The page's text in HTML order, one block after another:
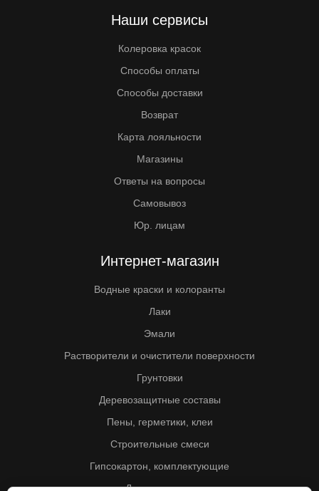
Наши сервисы
Колеровка красок
Способы оплаты
Способы доставки
Возврат
Карта лояльности
Магазины
Ответы на вопросы
Самовывоз
Юр. лицам
Интернет-магазин
Водные краски и колоранты
Лаки
Эмали
Растворители и очистители поверхности
Грунтовки
Деревозащитные составы
Пены, герметики, клеи
Строительные смеси
Гипсокартон, комплектующие
Другие товары